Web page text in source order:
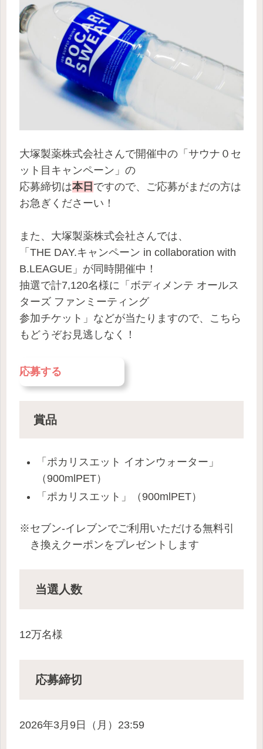
大塚製薬株式会社さんで開催中の「サウナ０セ
ット目キャンペーン」の
応募締切は本日 ですので、ご応募がまだの方は
お急ぎくださーい！
また、大塚製薬株式会社さんでは、
「THE DAY.キャンペーン in collaboration with
B.LEAGUE」が同時開催中！
抽選で計7,120名様に「ボディメンテ オールス
ターズ ファンミーティング
参加チケット」などが当たりますので、こちら
もどうぞお見逃しなく！
応募する
賞品
「ポカリスエット イオンウォーター 」
（900mlPET）
「ポカリスエット」（900mlPET）
※セブン-イレブンでご利用いただける無料引
き換えクーポンをプレゼントします
当選人数
12万名様
応募締切
2026年3月9日（月）23:59